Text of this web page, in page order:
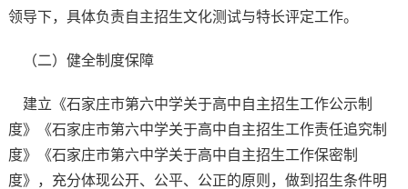
领导下，具体负责自主招生文化测试与特长评定工作。
（二）健全制度保障
建立《石家庄市第六中学关于高中自主招生工作公示制
度》《石家庄市第六中学关于高中自主招生工作责任追究制
度》《石家庄市第六中学关于高中自主招生工作保密制
度》，充分体现公开、公平、公正的原则，做到招生条件明